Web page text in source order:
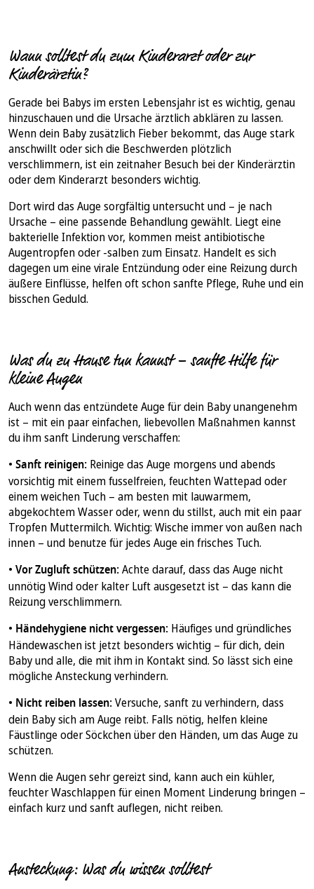
Wann solltest du zum Kinderarzt oder zur
Kinderärztin?
Gerade bei Babys im ersten Lebensjahr ist es wichtig, genau
hinzuschauen und die Ursache ärztlich abklären zu lassen.
Wenn dein Baby zusätzlich Fieber bekommt, das Auge stark
anschwillt oder sich die Beschwerden plötzlich
verschlimmern, ist ein zeitnaher Besuch bei der Kinderärztin
oder dem Kinderarzt besonders wichtig.
Dort wird das Auge sorgfältig untersucht und – je nach
Ursache – eine passende Behandlung gewählt. Liegt eine
bakterielle Infektion vor, kommen meist antibiotische
Augentropfen oder -salben zum Einsatz. Handelt es sich
dagegen um eine virale Entzündung oder eine Reizung durch
äußere Einflüsse, helfen oft schon sanfte Pflege, Ruhe und ein
bisschen Geduld.
Was du zu Hause tun kannst – sanfte Hilfe für
kleine Augen
Auch wenn das entzündete Auge für dein Baby unangenehm
ist – mit ein paar einfachen, liebevollen Maßnahmen kannst
du ihm sanft Linderung verschaffen:
• Sanft reinigen: Reinige das Auge morgens und abends
vorsichtig mit einem fusselfreien, feuchten Wattepad oder
einem weichen Tuch – am besten mit lauwarmem,
abgekochtem Wasser oder, wenn du stillst, auch mit ein paar
Tropfen Muttermilch. Wichtig: Wische immer von außen nach
innen – und benutze für jedes Auge ein frisches Tuch.
• Vor Zugluft schützen:Achte darauf, dass das Auge nicht
unnötig Wind oder kalter Luft ausgesetzt ist – das kann die
Reizung verschlimmern.
• Händehygiene nicht vergessen: Häufiges und gründliches
Händewaschen ist jetzt besonders wichtig – für dich, dein
Baby und alle, die mit ihm in Kontakt sind. So lässt sich eine
mögliche Ansteckung verhindern.
• Nicht reiben lassen:Versuche, sanft zu verhindern, dass
dein Baby sich am Auge reibt. Falls nötig, helfen kleine
Fäustlinge oder Söckchen über den Händen, um das Auge zu
schützen.
Wenn die Augen sehr gereizt sind, kann auch ein kühler,
feuchter Waschlappen für einen Moment Linderung bringen –
einfach kurz und sanft auflegen, nicht reiben.
Ansteckung: Was du wissen solltest